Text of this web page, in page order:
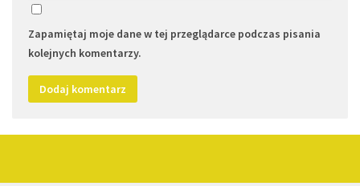
Zapamiętaj moje dane w tej przeglądarce podczas pisania
kolejnych komentarzy.